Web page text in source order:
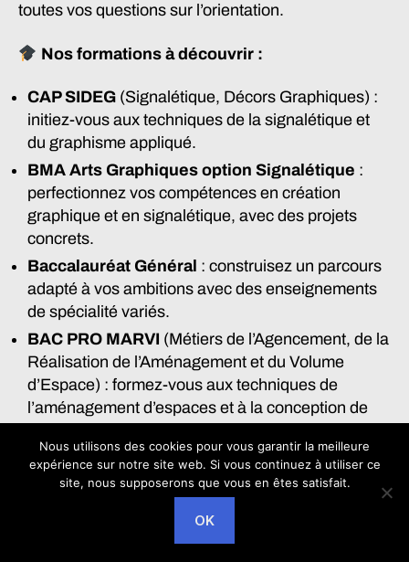
toutes vos questions sur l’orientation.
Nos formations à découvrir :
CAP SIDEG (Signalétique, Décors Graphiques) :
initiez-vous aux techniques de la signalétique et
du graphisme appliqué.
BMA Arts Graphiques option Signalétique :
perfectionnez vos compétences en création
graphique et en signalétique, avec des projets
concrets.
Baccalauréat Général : construisez un parcours
adapté à vos ambitions avec des enseignements
de spécialité variés.
BAC PRO MARVI (Métiers de l’Agencement, de la
Réalisation de l’Aménagement et du Volume
d’Espace) : formez-vous aux techniques de
l’aménagement d’espaces et à la conception de
BAC PRO CVPM (Communication Visuelle Pluri-
Médias) : développez vos compétences en
(Diplôme National des Métiers
Nous utilisons des cookies pour vous garantir la meilleure
expérience sur notre site web. Si vous continuez à utiliser ce
site, nous supposerons que vous en êtes satisfait.
OK